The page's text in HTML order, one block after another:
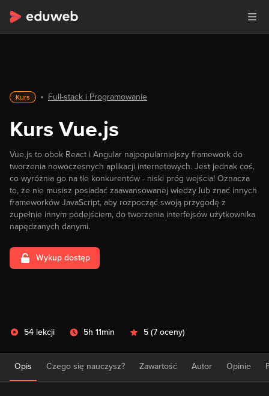
Kurs Full-stack i Programowanie
Kurs Vue.js
Vue.js to obok React i Angular najpopularniejszy framework do
tworzenia nowoczesnych aplikacji internetowych. Jest jednak coś,
co wyróżnia go na tle konkurentów - niski próg wejścia! Oznacza
to, że nie musisz posiadać zaawansowanej wiedzy lub znać innych
frameworków JavaScript, aby rozpocząć swoją przygodę z
zupełnie innym podejściem, do tworzenia interfejsów użytkownika
napędzanych danymi.
Wykup dostęp
54 lekcji 5h 11min 5 (7 oceny)
Opis Czego się nauczysz? Zawartość Autor Opinie